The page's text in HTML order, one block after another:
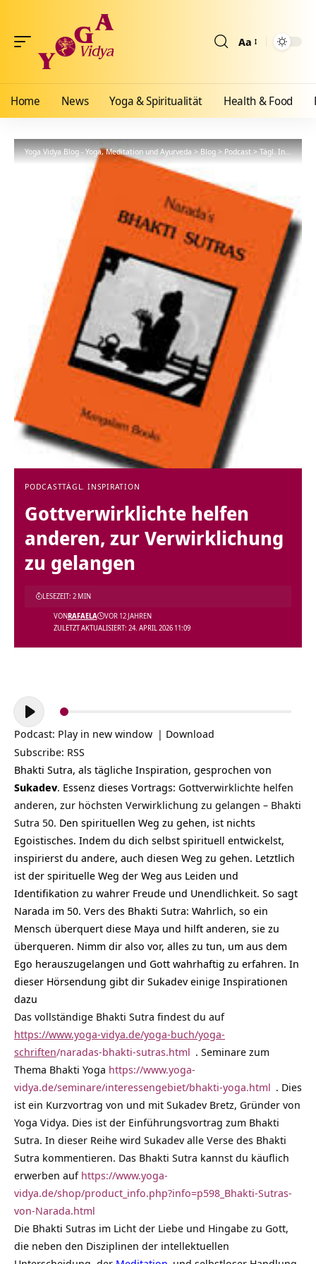
Aa
Home News Yoga & Spiritualität Health & Food
Yoga Vidya Blog - Yoga, Meditation und Ayurveda>Blog>Podcast>Tägl. Inspiration
PODCASTTÄGL. INSPIRATION
Gottverwirklichte helfen
anderen, zur Verwirklichung
zu gelangen
ZULETZT AKTUALISIERT: 24. APRIL 2026 11:09
VONRAFAELA VOR 12 JAHREN
LESEZEIT: 2 MIN
Audio-
Player
Podcast: Play in new window | Download
Subscribe: RSS
Bhakti Sutra, als tägliche Inspiration, gesprochen von
Sukadev. Essenz dieses Vortrags: Gottverwirklichte helfen
anderen, zur höchsten Verwirklichung zu gelangen – Bhakti
Sutra 50. Den spirituellen Weg zu gehen, ist nichts
Egoistisches. Indem du dich selbst spirituell entwickelst,
inspirierst du andere, auch diesen Weg zu gehen. Letztlich
ist der spirituelle Weg der Weg aus Leiden und
Identifikation zu wahrer Freude und Unendlichkeit. So sagt
Narada im 50. Vers des Bhakti Sutra: Wahrlich, so ein
Mensch überquert diese Maya und hilft anderen, sie zu
überqueren. Nimm dir also vor, alles zu tun, um aus dem
Ego herauszugelangen und Gott wahrhaftig zu erfahren. In
dieser Hörsendung gibt dir Sukadev einige Inspirationen
dazu
Das vollständige Bhakti Sutra findest du auf
https://www.yoga-vidya.de/yoga-buch/yoga-
schriften/naradas-bhakti-sutras.html . Seminare zum
Thema Bhakti Yoga https://www.yoga-
vidya.de/seminare/interessengebiet/bhakti-yoga.html . Dies
ist ein Kurzvortrag von und mit Sukadev Bretz, Gründer von
Yoga Vidya. Dies ist der Einführungsvortrag zum Bhakti
Sutra. In dieser Reihe wird Sukadev alle Verse des Bhakti
Sutra kommentieren. Das Bhakti Sutra kannst du käuflich
erwerben auf https://www.yoga-
vidya.de/shop/product_info.php?info=p598_Bhakti-Sutras-
von-Narada.html
Die Bhakti Sutras im Licht der Liebe und Hingabe zu Gott,
die neben den Disziplinen der intellektuellen